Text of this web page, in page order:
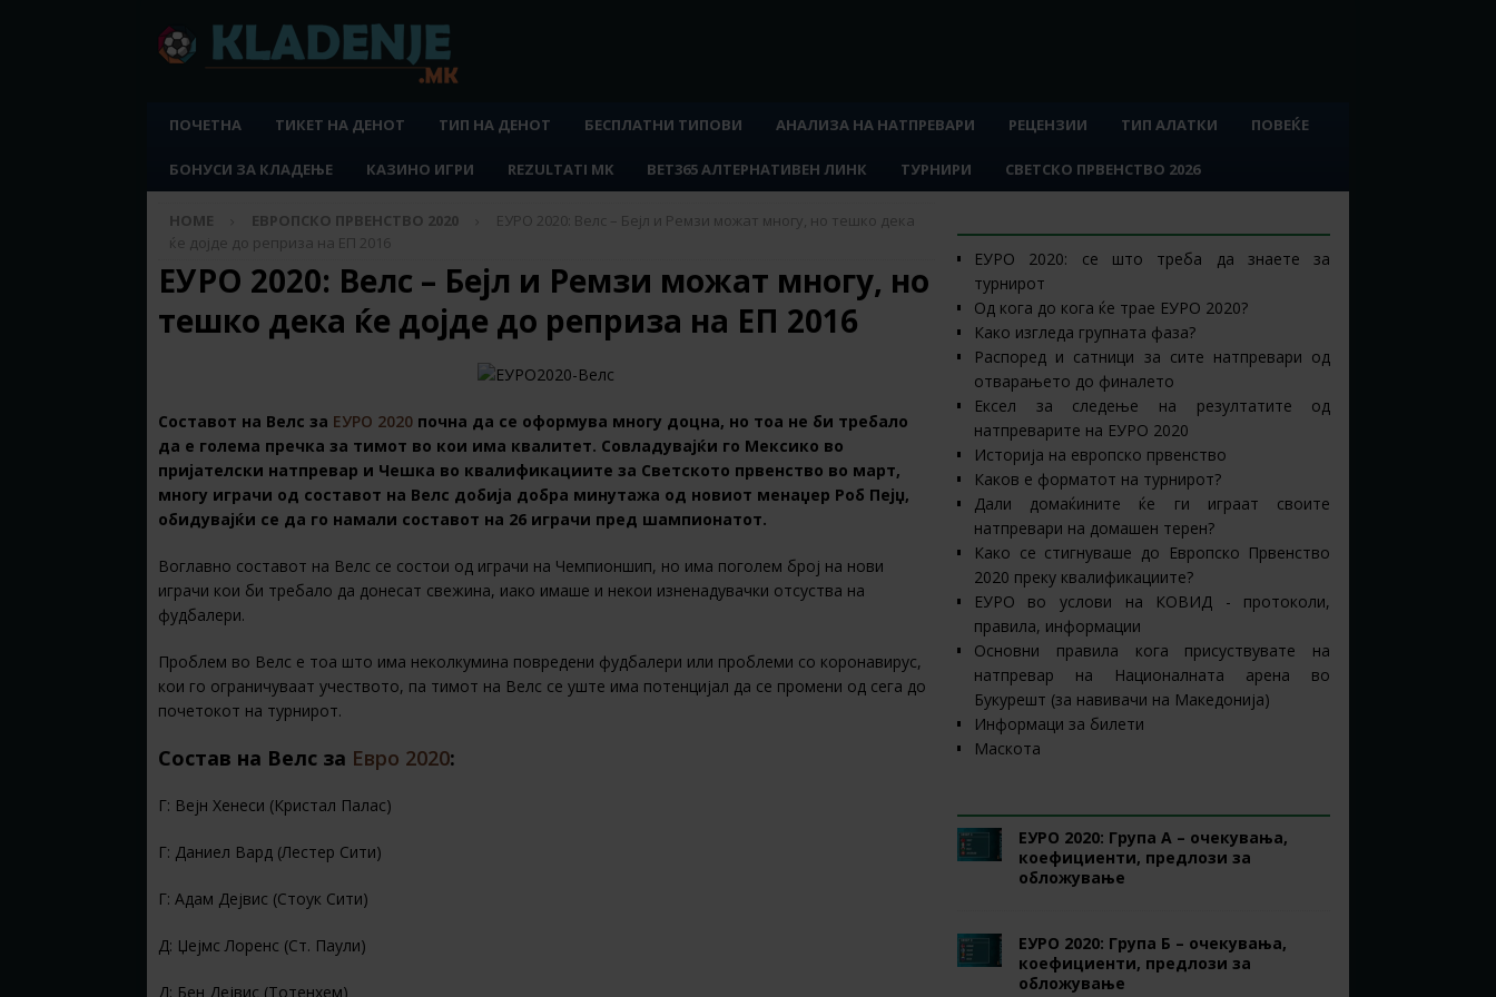
ПОЧЕТНА ТИКЕТ НА ДЕНОТ ТИП НА ДЕНОТ БЕСПЛАТНИ ТИПОВИ АНАЛИЗА НА НАТПРЕВАРИ РЕЦЕНЗИИ ТИП АЛАТКИ ПОВЕЌЕ
БОНУСИ ЗА КЛАДЕЊЕ КАЗИНО ИГРИ REZULTATI MK BET365 АЛТЕРНАТИВЕН ЛИНК ТУРНИРИ СВЕТСКО ПРВЕНСТВО 2026
HOME ЕВРОПСКО ПРВЕНСТВО 2020
ЕУРО 2020: Велс – Бејл и Ремзи можат многу, но тешко дека
ќе дојде до реприза на ЕП 2016
ЕУРО 2020: Велс – Бејл и Ремзи можат многу, но
тешко дека ќе дојде до реприза на ЕП 2016
Составот на Велс за ЕУРО 2020 почна да се оформува многу доцна, но тоа не би требало
да е голема пречка за тимот во кои има квалитет. Совладувајќи го Мексико во
пријателски натпревар и Чешка во квалификациите за Светското првенство во март,
многу играчи од составот на Велс добија добра минутажа од новиот менаџер Роб Пејџ,
обидувајќи се да го намали составот на 26 играчи пред шампионатот.
Воглавно составот на Велс се состои од играчи на Чемпионшип, но има поголем број на нови
играчи кои би требало да донесат свежина, иако имаше и некои изненадувачки отсуства на
фудбалери.
Проблем во Велс е тоа што има неколкумина повредени фудбалери или проблеми со коронавирус,
кои го ограничуваат учеството, па тимот на Велс се уште има потенцијал да се промени од сега до
почетокот на турнирот.
Состав на Велс за Евро 2020:
Г: Вејн Хенеси (Кристал Палас)
Г: Даниел Вард (Лестер Сити)
Г: Адам Дејвис (Стоук Сити)
Д: Џејмс Лоренс (Ст. Паули)
Д: Бен Дејвис (Тотенхем)
ЕУРО 2020: се што треба да знаете за
турнирот
Од кога до кога ќе трае ЕУРО 2020?
Како изгледа групната фаза?
Распоред и сатници за сите натпревари од
отварањето до финалето
Ексел за следење на резултатите од
натпреварите на ЕУРО 2020
Историја на европско првенство
Каков е форматот на турнирот?
Дали домаќините ќе ги играат своите
натпревари на домашен терен?
Како се стигнуваше до Европско Првенство
2020 преку квалификациите?
ЕУРО во услови на КОВИД - протоколи,
правила, информации
Основни правила кога присуствувате на
натпревар на Националната арена во
Букурешт (за навивачи на Македонија)
Информаци за билети
Маскота
ЕУРО 2020: Група А – очекувања,
коефициенти, предлози за
обложување
ЕУРО 2020: Група Б – очекувања,
коефициенти, предлози за
обложување